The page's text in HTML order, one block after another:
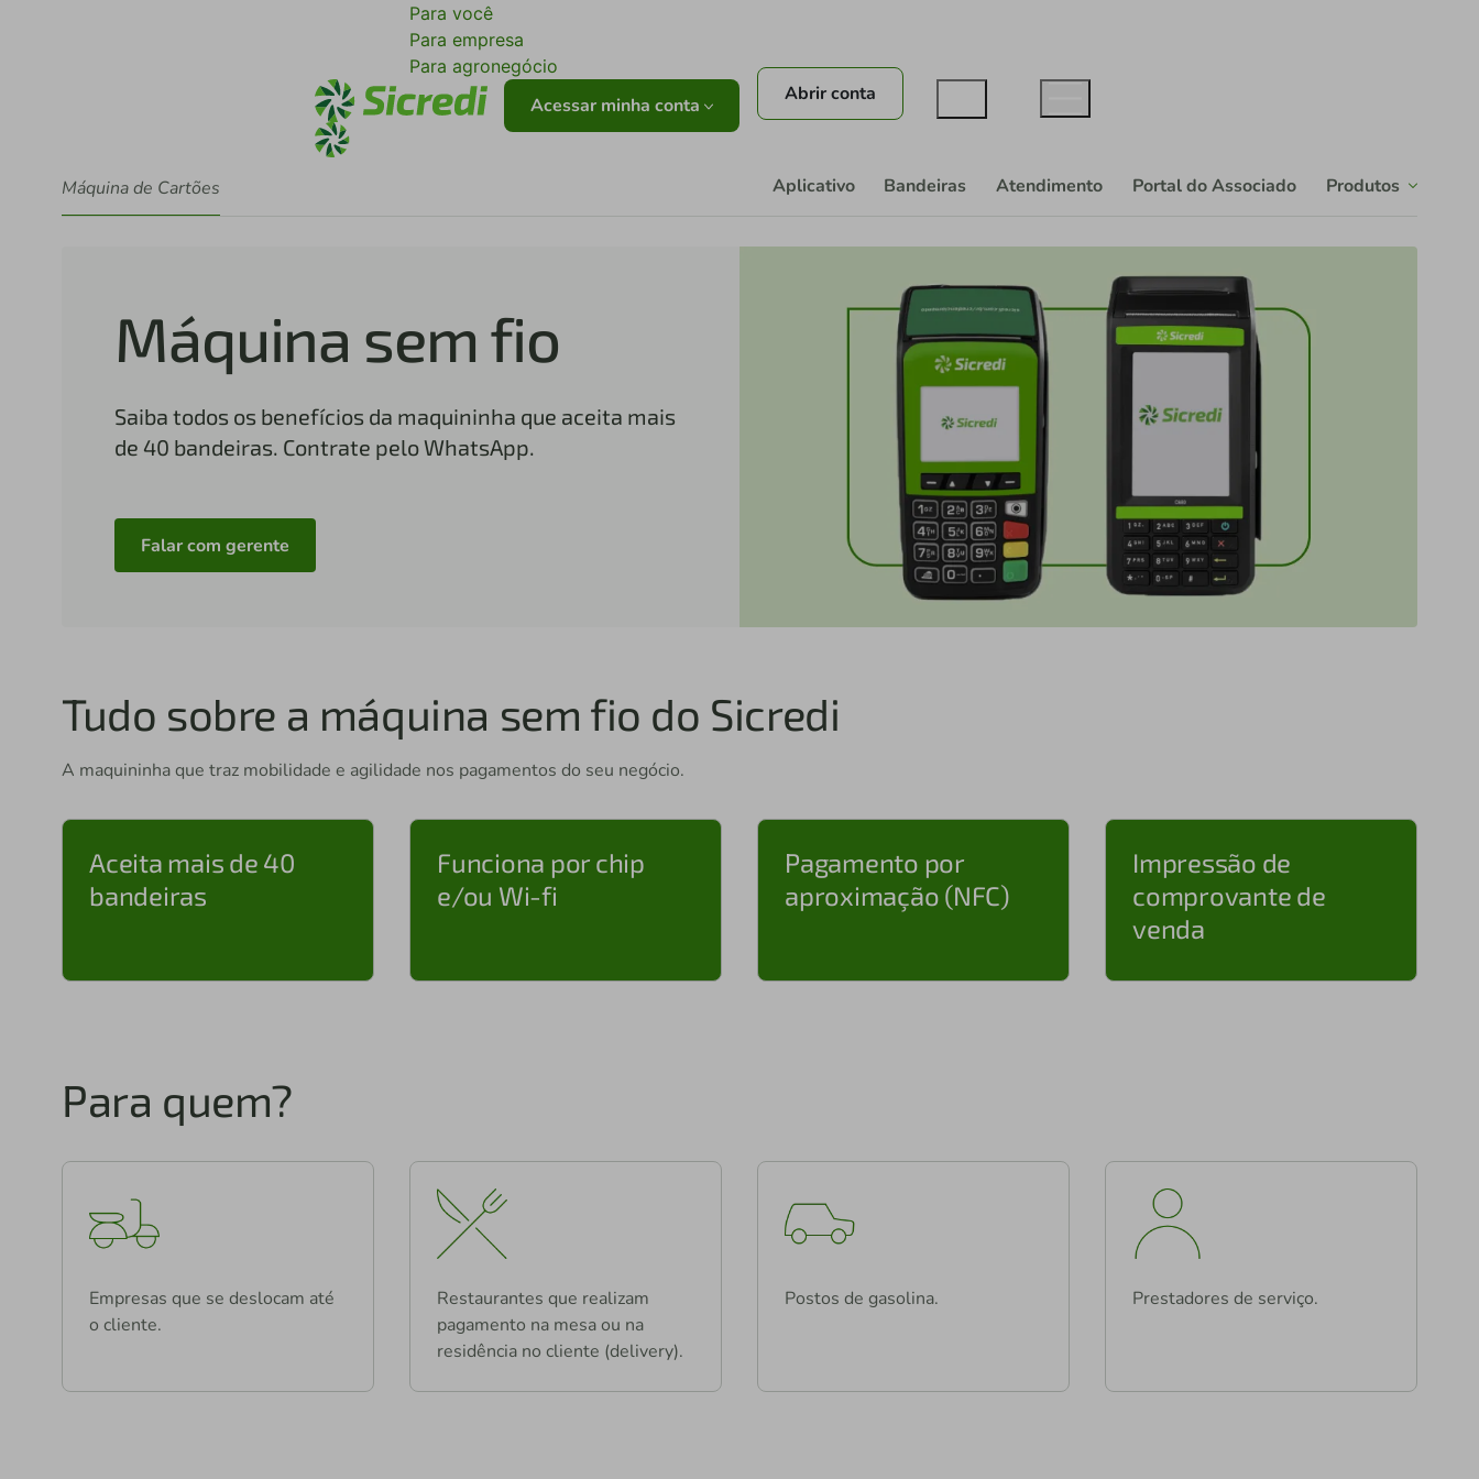
Para você
Para empresa
Para agronegócio
Acessar minha conta Abrir conta
Máquina de Cartões Aplicativo Bandeiras Atendimento Portal do Associado Produtos
Máquina sem fio
Saiba todos os benefícios da maquininha que aceita mais
de 40 bandeiras. Contrate pelo WhatsApp.
Falar com gerente
Tudo sobre a máquina sem fio do Sicredi
A maquininha que traz mobilidade e agilidade nos pagamentos do seu negócio.
Aceita mais de 40
bandeiras
Funciona por chip
e/ou Wi-fi
Pagamento por
aproximação (NFC)
Impressão de
comprovante de
venda
Para quem?
Empresas que se deslocam até
o cliente.
Restaurantes que realizam
pagamento na mesa ou na
residência no cliente (delivery).
Postos de gasolina. Prestadores de serviço.